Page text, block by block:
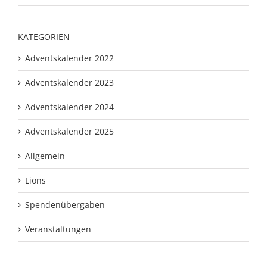
KATEGORIEN
Adventskalender 2022
Adventskalender 2023
Adventskalender 2024
Adventskalender 2025
Allgemein
Lions
Spendenübergaben
Veranstaltungen